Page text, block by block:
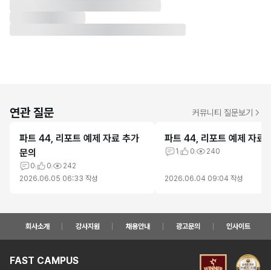
연관 질문 커뮤니티 질문보기
파트 44, 리포트 예제 자료 추가
문의
0 0
242
2026.06.05 06:33 작성
파트 44, 리포트 예제 자료
1 0 240
2026.06.04 09:04 작성
회사소개 강사지원 채용안내 광고문의 인사이트
FAST CAMPUS